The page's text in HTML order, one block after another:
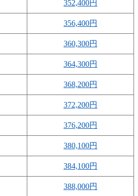
352,400円
356,400円
360,300円
364,300円
368,200円
372,200円
376,200円
380,100円
384,100円
388,000円